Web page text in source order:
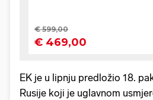
EK je u lipnju predložio 18.
Rusije koji je uglavnom